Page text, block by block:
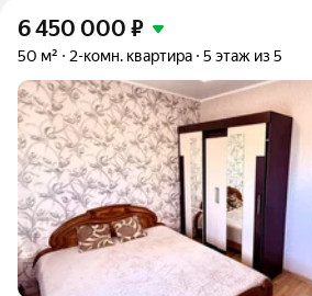
6 450 000 ₽
50 м² 2-комн. квартира 5 этаж из 5